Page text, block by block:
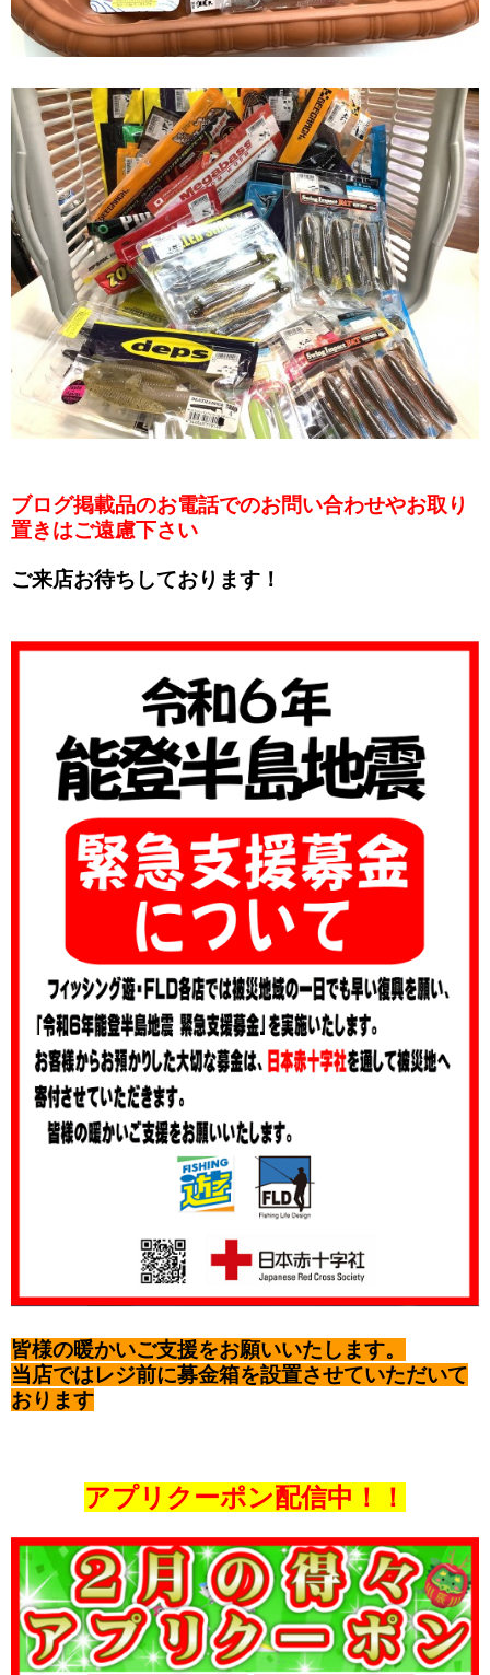
ブログ掲載品のお電話でのお問い合わせやお取り
置きはご遠慮下さい
ご来店お待ちしております！
皆様の暖かいご支援をお願いいたします。
当店ではレジ前に募金箱を設置させていただいて
おります
アプリクーポン配信中！！